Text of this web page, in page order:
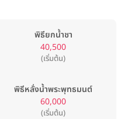
พิธียกน้ำชา
40,500
(เริ่มต้น)
พิธีหลั่งน้ำพระพุทธมนต์
60,000
(เริ่มต้น)